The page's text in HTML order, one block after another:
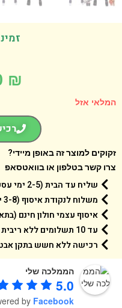
אזל
למוצר זה באופן מיידי?
קשר בטלפון או בוואטסאפ
שליח עד הבית (2-5 ימי עסקים)
משלוח לנקודת איסוף (3-8 ימי עסקים)
איסוף עצמי חולון חינם
עד 10 תשלומים ללא ריבית
רכישה ללא חשש בתקן אבטחה 1 PCI Level
הממלכה שלי
5.0
powered byFacebook